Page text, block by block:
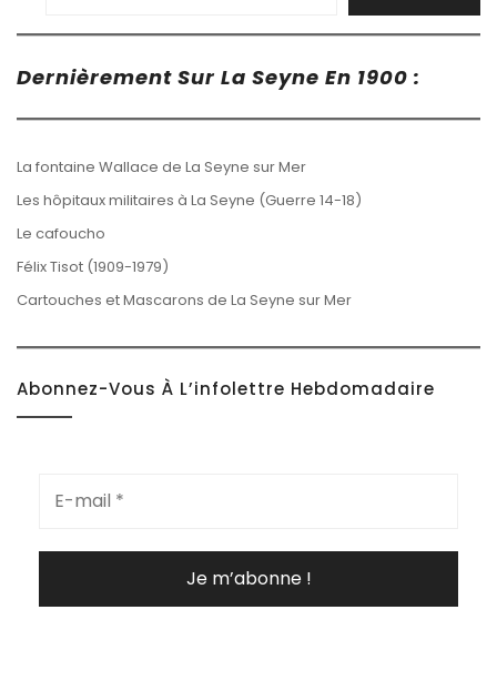
Dernièrement Sur La Seyne En 1900 :
La fontaine Wallace de La Seyne sur Mer
Les hôpitaux militaires à La Seyne (Guerre 14-18)
Le cafoucho
Félix Tisot (1909-1979)
Cartouches et Mascarons de La Seyne sur Mer
Abonnez-Vous À L’infolettre Hebdomadaire